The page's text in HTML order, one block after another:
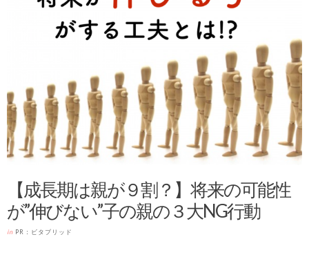
【成長期は親が９割？】将来の可能性
が”伸びない”子の親の３大NG行動
in PR：ビタブリッド